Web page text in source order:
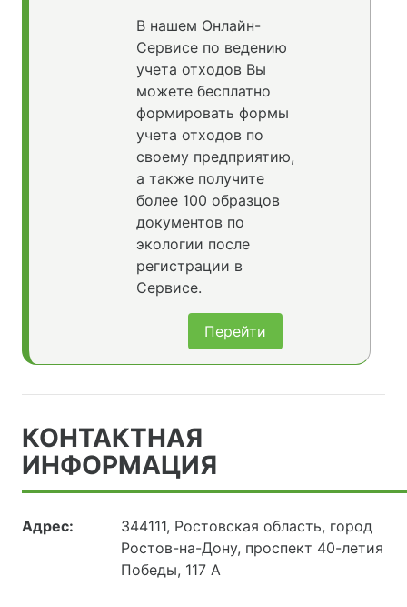
В нашем Онлайн-
Сервисе по ведению
учета отходов Вы
можете бесплатно
формировать формы
учета отходов по
своему предприятию,
а также получите
более 100 образцов
документов по
экологии после
регистрации в
Сервисе.
Перейти
КОНТАКТНАЯ
ИНФОРМАЦИЯ
Адрес:
344111, Ростовская область, город
Ростов-на-Дону, проспект 40-летия
Победы, 117 А